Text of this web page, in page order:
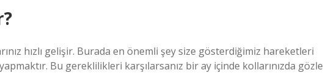
hızlı gelişir. Burada en önemli şey size gösterdiğimiz hareketleri
Bu gereklilikleri karşılarsanız bir ay içinde kollarınızda gözle